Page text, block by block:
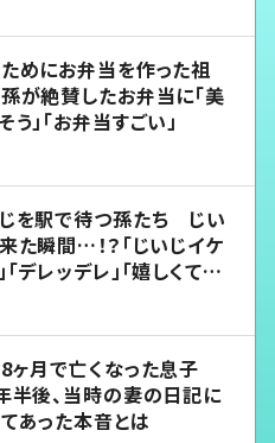
めにお弁当を作った祖
が絶賛したお弁当に「美
う」「お弁当すごい」
を駅で待つ孫たち じい
た瞬間…！？「じいじイケ
「デレッデレ」「嬉しくて可
ヶ月で亡くなった息子
半後、当時の妻の日記に
あった本音とは